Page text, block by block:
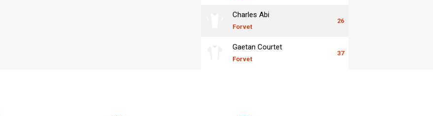
Charles Abi
Forvet
26
Gaetan Courtet
Forvet
37